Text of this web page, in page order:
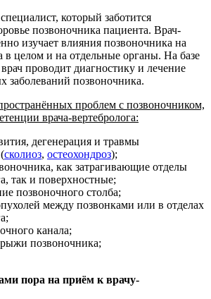
который заботится
позвоночника пациента. Врач-
изучает влияния позвоночника на
в целом и на отдельные органы. На базе
проводит диагностику и лечение
заболеваний позвоночника.
проблем с позвоночником,
врача-вертебролога:
дегенерация и травмы
сколиоз, остеохондроз);
как затрагивающие отделы
так и поверхностные;
позвоночного столба;
между позвонками или в отделах
канала;
позвоночника;
пора на приём к врачу-